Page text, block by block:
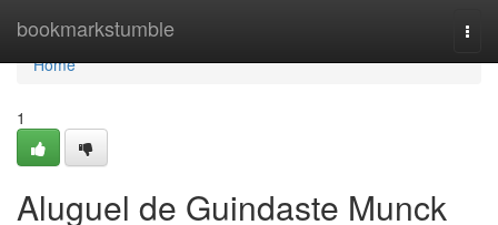
bookmarkstumble
Home
Home
1
Aluguel de Guindaste Munck